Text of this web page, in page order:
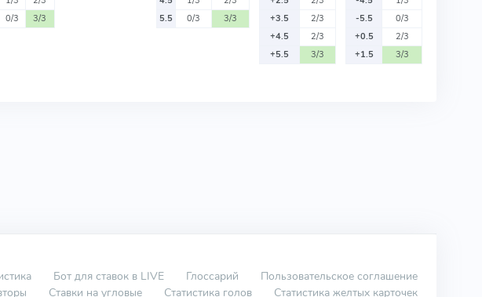
0/3 3/3
5.5
0/3 3/3
+3.5
2/3
+4.5
2/3
+5.5
3/3
-5.5
0/3
+0.5
2/3
+1.5
3/3
Бот для ставок в LIVE Глоссарий
Пользовательское соглашение
Ставки на угловые Статистика голов Статистика желтых карточек